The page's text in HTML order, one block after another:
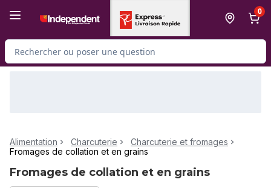
0
Rechercher des produits
Alimentation Charcuterie
Charcuterie et fromages
Fromages de collation et en grains
Fromages de collation et en grains